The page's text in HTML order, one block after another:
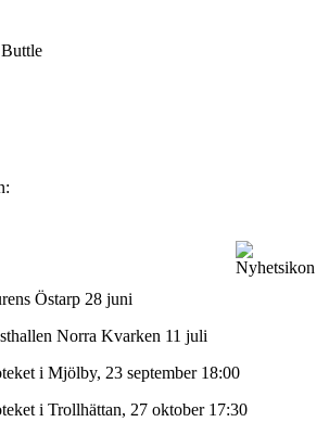
Östarp 28 juni
Norra Kvarken 11 juli
i Mjölby, 23 september 18:00
i Trollhättan, 27 oktober 17:30